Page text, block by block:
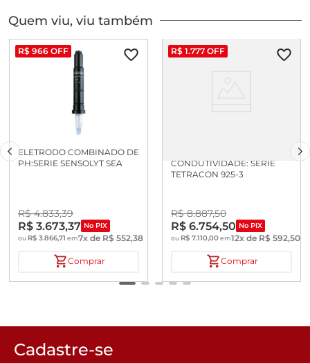
Quem viu, viu também
R$ 966 OFF
ELETRODO COMBINADO DE
PH:SERIE SENSOLYT SEA
R$ 4.833,39
R$ 3.673,37 No PIX
ou R$ 3.866,71 em7x de R$ 552,38
Comprar
R$ 1.777 OFF
CONDUTIVIDADE: SERIE
TETRACON 925-3
R$ 8.887,50
R$ 6.754,50 No PIX
ou R$ 7.110,00em12x de R$ 592,50
Comprar
Cadastre-se